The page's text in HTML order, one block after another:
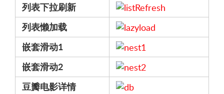
列表下拉刷新
列表懒加载
嵌套滑动1
嵌套滑动2
豆瓣电影详情